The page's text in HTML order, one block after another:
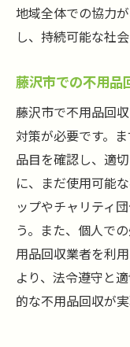
回収
藤沢市での不
不用品回
整理整頓
不用品を
果
空間を
不用品
ント
生活空間
価値
地域全体での協力
し、持続可能な社
藤沢市での不用品
藤沢市で不用品回
対策が必要です。
品目を確認し、適
に、まだ使用可能
ップやチャリティ
う。また、個人で
用品回収業者を利
より、法令遵守と
的な不用品回収が実